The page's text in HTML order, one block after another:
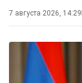
7 августа 2026, 14:29